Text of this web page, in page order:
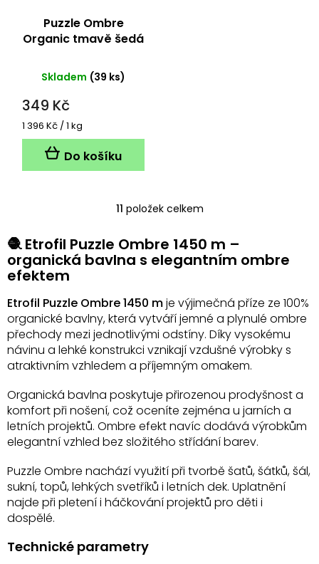
Puzzle Ombre
Organic tmavě šedá
Skladem (39 ks)
349 Kč
Měrná
cena:
1 396 Kč / 1 kg
Do košíku
O
l
á
d
c
í
p
r
v
k
v
ý
p
i
s
11 položek celkem
🧶 Etrofil Puzzle Ombre 1450 m –
organická bavlna s elegantním ombre
efektem
Etrofil Puzzle Ombre 1450 mje výjimečná příze ze 100%
organické bavlny, která vytváří jemné a plynulé ombre
přechody mezi jednotlivými odstíny. Díky vysokému
návinu a lehké konstrukci vznikají vzdušné výrobky s
atraktivním vzhledem a příjemným omakem.
Organická bavlna poskytuje přirozenou prodyšnost a
komfort při nošení, což oceníte zejména u jarních a
letních projektů. Ombre efekt navíc dodává výrobkům
elegantní vzhled bez složitého střídání barev.
Puzzle Ombre nachází využití při tvorbě šatů, šátků, šál,
sukní, topů, lehkých svetříků i letních dek. Uplatnění
najde při pletení i háčkování projektů pro děti i
dospělé.
Technické parametry